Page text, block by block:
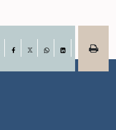
Facebook
LinkedIn